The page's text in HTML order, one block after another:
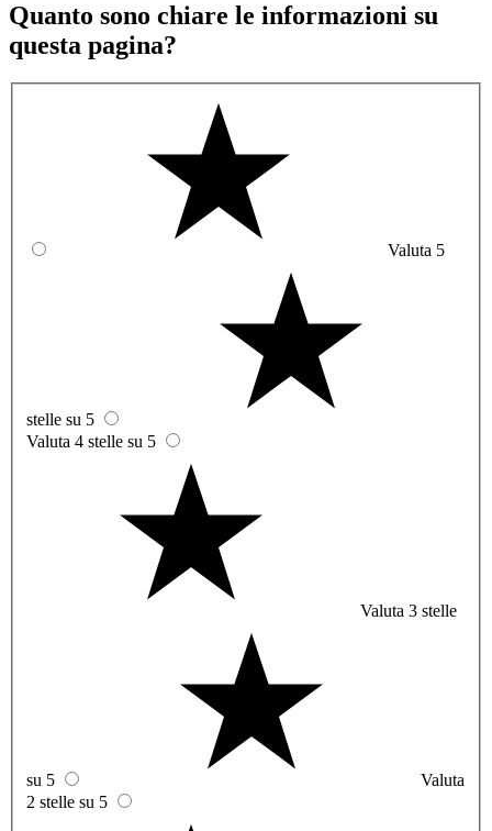
Quanto sono chiare le informazioni su
questa pagina?
Valuta 5
stelle su 5
Valuta 4 stelle su 5
Valuta 3 stelle
su 5
Valuta
2 stelle su 5